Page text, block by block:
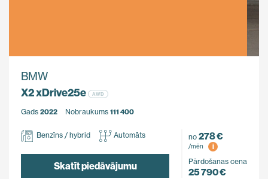
BMW
X2 xDrive25e
AWD
Gads 2022 Nobraukums 111 400
Benzīns / hybrid Automāts
Skatīt piedāvājumu
no 278 €
/mēn
i
Pārdošanas cena
25 790 €